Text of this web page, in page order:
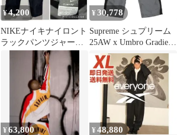
¥4,200
NIKEナイキナイロント
ラックパンツジャージ
黒ブラック刺繍ロゴワ
イド90s希少
¥ 30,778
Supreme シュプリーム
25AW x Umbro Gradient
Track Pant アンブロ グ
ラデーション ナイロン
トラック パンツ ネイビ
ー系 L【極上美品】
【中古】
¥63,800 ¥ 48,880